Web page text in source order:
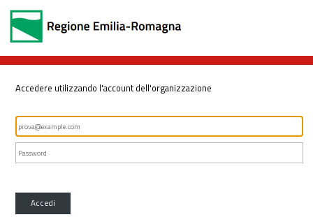
Accedere utilizzando l'account dell'organizzazione
Accedi